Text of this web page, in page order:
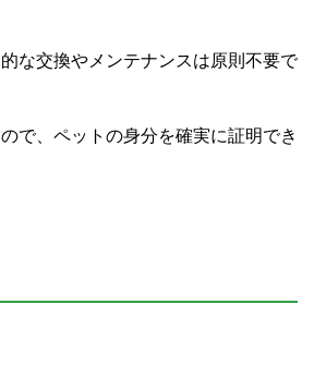
な交換やメンテナンスは原則不要で
で、ペットの身分を確実に証明でき